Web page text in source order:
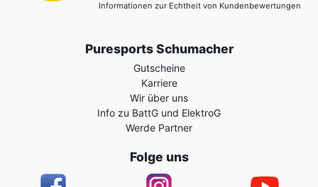
Informationen zur Echtheit von Kundenbewertungen
Puresports Schumacher
Gutscheine
Karriere
Wir über uns
Info zu BattG und ElektroG
Werde Partner
Folge uns